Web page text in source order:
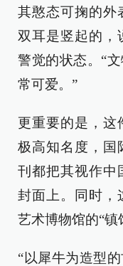
其憨态可掬的外
双耳是竖起的，
警觉的状态。“
常可爱。”
更重要的是，这
极高知名度，国
刊都把其视作中
封面上。同时，
艺术博物馆的“镇
“以犀牛为造型